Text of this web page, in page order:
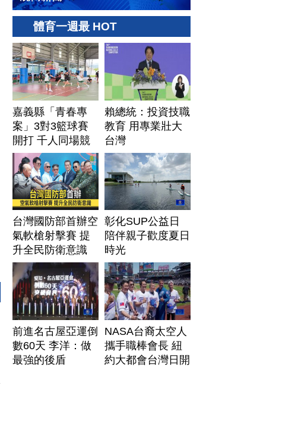
體育一週最 HOT
嘉義縣「青春專
案」3對3籃球賽
開打 千人同場競
技
賴總統：投資技職
教育 用專業壯大
台灣
台灣國防部首辦空
氣軟槍射擊賽 提
升全民防衛意識
彰化SUP公益日
陪伴親子歡度夏日
時光
前進名古屋亞運倒
數60天 李洋：做
最強的後盾
NASA台裔太空人
攜手職棒會長 紐
約大都會台灣日開